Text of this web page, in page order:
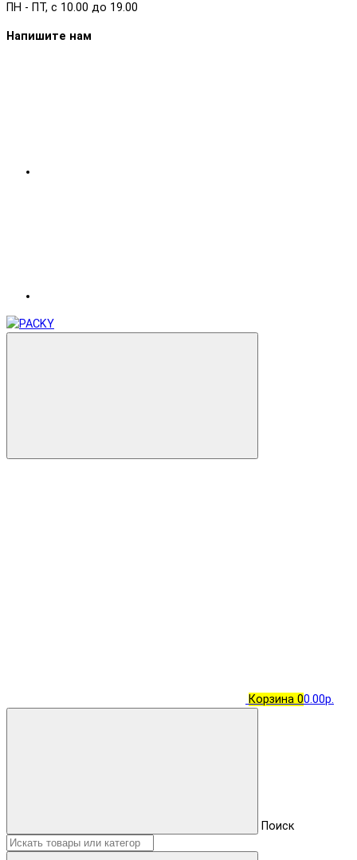
ПН - ПТ, с 10.00 до 19.00
Напишите нам
Корзина 00.00р.
Поиск